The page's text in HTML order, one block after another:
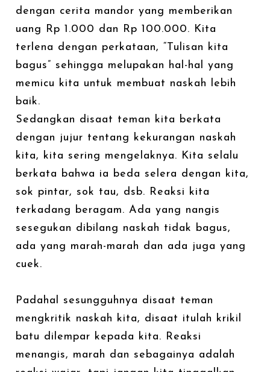
dengan cerita mandor yang memberikan
uang Rp 1.000 dan Rp 100.000. Kita
terlena dengan perkataan, “Tulisan kita
bagus” sehingga melupakan hal-hal yang
memicu kita untuk membuat naskah lebih
baik.
Sedangkan disaat teman kita berkata
dengan jujur tentang kekurangan naskah
kita, kita sering mengelaknya. Kita selalu
berkata bahwa ia beda selera dengan kita,
sok pintar, sok tau, dsb. Reaksi kita
terkadang beragam. Ada yang nangis
sesegukan dibilang naskah tidak bagus,
ada yang marah-marah dan ada juga yang
cuek.
Padahal sesungguhnya disaat teman
mengkritik naskah kita, disaat itulah krikil
batu dilempar kepada kita. Reaksi
menangis, marah dan sebagainya adalah